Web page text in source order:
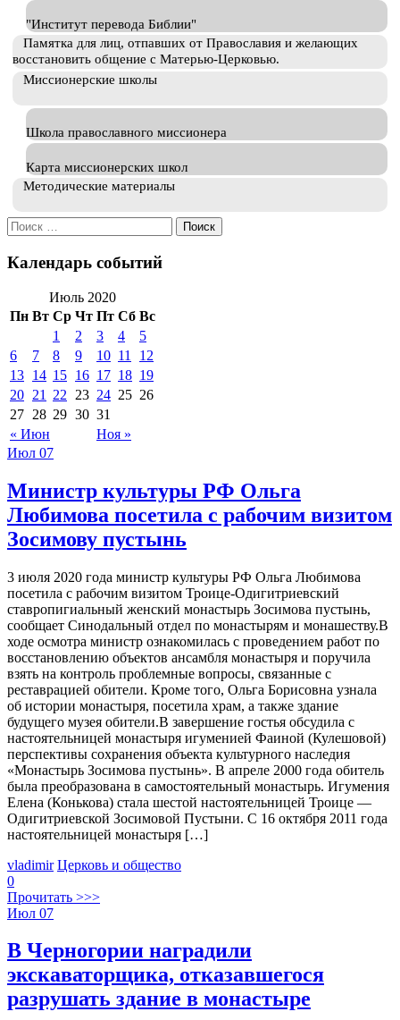
"Институт перевода Библии"
Памятка для лиц, отпавших от Православия и желающих
восстановить общение с Матерью-Церковью.
Миссионерские школы
Школа православного миссионера
Карта миссионерских школ
Методические материалы
Искать:
Календарь событий
Июль 2020
Пн Вт Ср Чт Пт Сб Вс
« Июн Ноя »
1 2 3 4
5
6
7 8 9 10 11
12
13 14 15 16 17 18 19
20 21 22 23 24 25 26
27 28 29 30 31
Июл 07
Министр культуры РФ Ольга
Любимова посетила с рабочим визитом
Зосимову пустынь
3 июля 2020 года министр культуры РФ Ольга Любимова
посетила с рабочим визитом Троице-Одигитриевский
ставропигиальный женский монастырь Зосимова пустынь,
сообщает Синодальный отдел по монастырям и монашеству.В
ходе осмотра министр ознакомилась с проведением работ по
восстановлению объектов ансамбля монастыря и поручила
взять на контроль проблемные вопросы, связанные с
реставрацией обители. Кроме того, Ольга Борисовна узнала
об истории монастыря, посетила храм, а также здание
будущего музея обители.В завершение гостья обсудила с
настоятельницей монастыря игуменией Фаиной (Кулешовой)
перспективы сохранения объекта культурного наследия
«Монастырь Зосимова пустынь». В апреле 2000 года обитель
была преобразована в самостоятельный монастырь. Игумения
Елена (Конькова) стала шестой настоятельницей Троице —
Одигитриевской Зосимовой Пустыни. С 16 октября 2011 года
настоятельницей монастыря […]
vladimir Церковь и общество
0
Прочитать >>>
Июл 07
В Черногории наградили
экскаваторщика, отказавшегося
разрушать здание в монастыре